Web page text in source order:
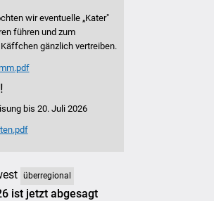
wir eventuelle „Kater"
führen und zum
gänzlich vertreiben.
bis 20. Juli 2026
überregional
ist jetzt abgesagt